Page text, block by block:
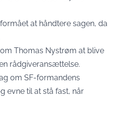
at håndtere sagen, da
Thomas Nystrøm at blive
rådgiveransættelse.
om SF-formandens
evne til at stå fast, når